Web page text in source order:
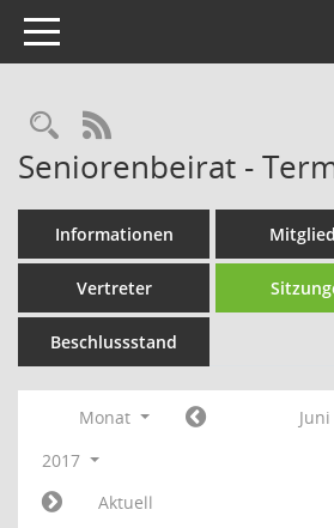
Toggle navigation
Rechercheauswahl
RSS-Feed
Seniorenbeirat -
Informationen
Vertreter
Beschlussstand
Monat
Juni
2017
Aktuell